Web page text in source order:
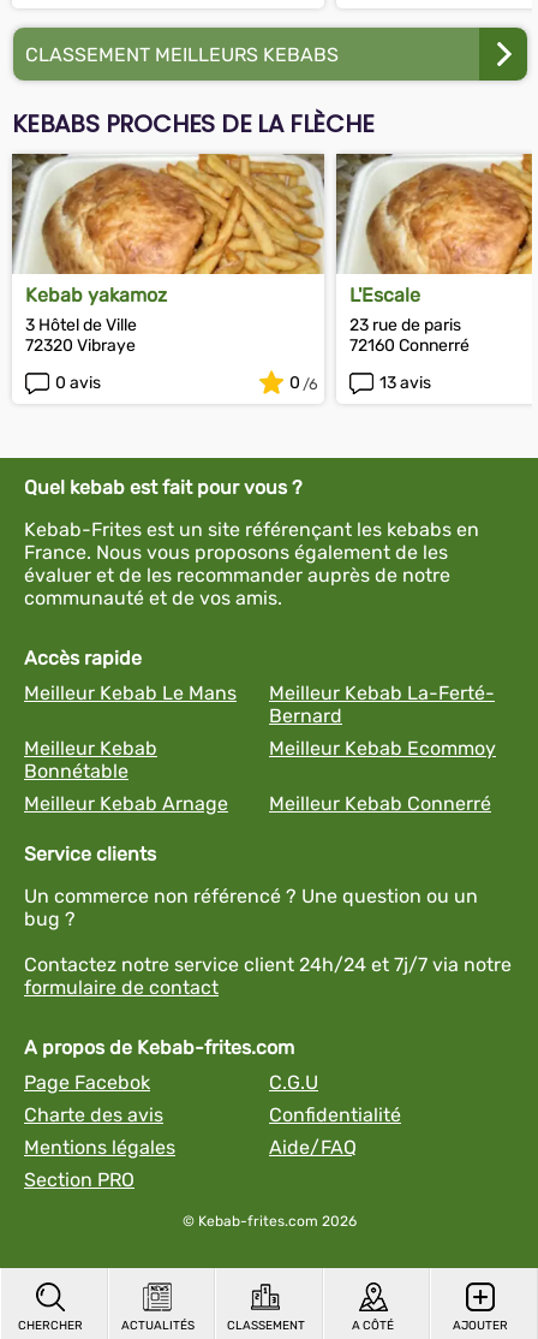
CHERCHER ACTUALITÉS CLASSEMENT A CÔTÉ AJOUTER
CLASSEMENT MEILLEURS KEBABS
KEBABS PROCHES DE LA FLÈCHE
Kebab yakamoz
3 Hôtel de Ville
72320 Vibraye
0 avis
0
L'Escale
23 rue de paris
72160 Connerré
13 avis
Quel kebab est fait pour vous ?
Kebab-Frites est un site référençant les kebabs en
France. Nous vous proposons également de les
évaluer et de les recommander auprès de notre
communauté et de vos amis.
Accès rapide
Meilleur Kebab Le Mans
Meilleur Kebab La-Ferté-
Bernard
Meilleur Kebab
Bonnétable
Meilleur Kebab Ecommoy
Meilleur Kebab Arnage Meilleur Kebab Connerré
Service clients
Un commerce non référencé ? Une question ou un
bug ?
Contactez notre service client 24h/24 et 7j/7 via notre
formulaire de contact
A propos de Kebab-frites.com
Page Facebok
C.G.U
Charte des avis
Confidentialité
Mentions légales
Aide/FAQ
Section PRO
© Kebab-frites.com 2026